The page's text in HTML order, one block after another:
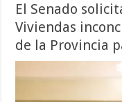
El Senado
Viviendas
de la Provincia